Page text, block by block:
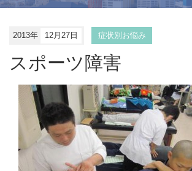
2013年 12月27日 症状別お悩み
スポーツ障害